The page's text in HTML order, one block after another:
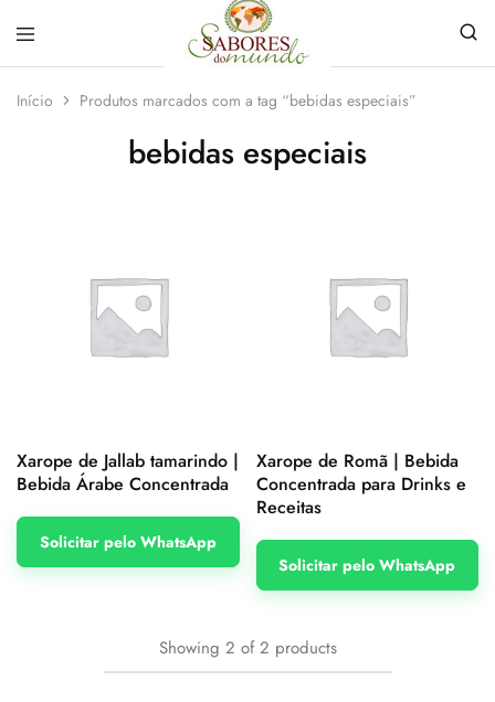
do
Mundo
loja
de
Especiarias
Início Produtos marcados com a tag “bebidas especiais”
bebidas especiais
Xarope de Jallab tamarindo |
Bebida Árabe Concentrada
Solicitar pelo WhatsApp
Xarope de Romã | Bebida
Concentrada para Drinks e
Receitas
Solicitar pelo WhatsApp
Showing 2 of2 products